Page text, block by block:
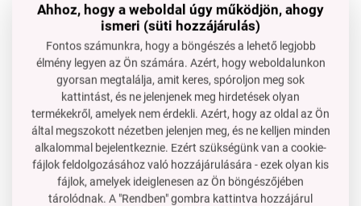
Állítsd be a csapadékgyűjtő irányát a mosogató
elhelyezkedése szerint
A tányértartó kivehető, hogy nagyobb edények vagy
tálak is elférjenek
Ideális kis konyhákhoz a mindennapi használatra
Ahhoz, hogy a weboldal úgy működjön, ahogy
ismeri (süti hozzájárulás)
Fontos számunkra, hogy a böngészés a lehető legjobb
élmény legyen az Ön számára. Azért, hogy weboldalunkon
gyorsan megtalálja, amit keres, spóroljon meg sok
kattintást, és ne jelenjenek meg hirdetések olyan
termékekről, amelyek nem érdekli. Azért, hogy az oldal az Ön
által megszokott nézetben jelenjen meg, és ne kelljen minden
alkalommal bejelentkeznie. Ezért szükségünk van a cookie-
fájlok feldolgozásához való hozzájárulására - ezek olyan kis
fájlok, amelyek ideiglenesen az Ön böngészőjében
tárolódnak. A "Rendben" gombra kattintva hozzájárul